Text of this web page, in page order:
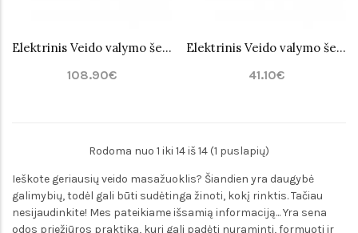
Elektrinis Veido valymo šepetėlis Liberex
108.90€
Elektrinis Veido valymo šepetėlis/masažuoklis Beauty
41.10€
Rodoma nuo 1 iki 14 iš 14 (1 puslapių)
Ieškote geriausių veido masažuoklis? Šiandien yra daugybė
galimybių, todėl gali būti sudėtinga žinoti, kokį rinktis. Tačiau
nesijaudinkite! Mes pateikiame išsamią informaciją... Yra sena
odos priežiūros praktika, kuri gali padėti nuraminti, formuoti ir